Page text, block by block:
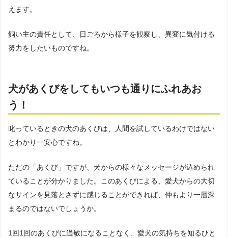
えます。
飼い主の責任として、日ごろから様子を観察し、異変に気付ける
努力をしたいものですね。
犬があくびをしてもいつも通りにふれあお
う！
叱っているときの犬のあくびは、人間を試しているわけではない
とわかり一安心ですね。
ただの「あくび」ですが、犬からの様々なメッセージが込められ
ていることが分かりました。このあくびによる、愛犬からの大切
なサインを見落とさずに感じることができれば、仲もより一層深
まるのではないでしょうか。
1回1回のあくびに過敏になることなく、愛犬の気持ちを知るひと